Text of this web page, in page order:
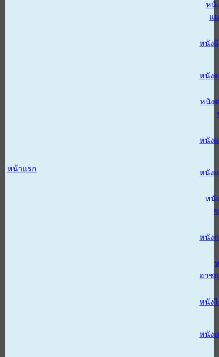
หน้าแรก
หนั
แ
หนังผี
หนัง
หนัง
หนัง
หนัง
หนั
หนัง
อาช
หนัง
หนังเ